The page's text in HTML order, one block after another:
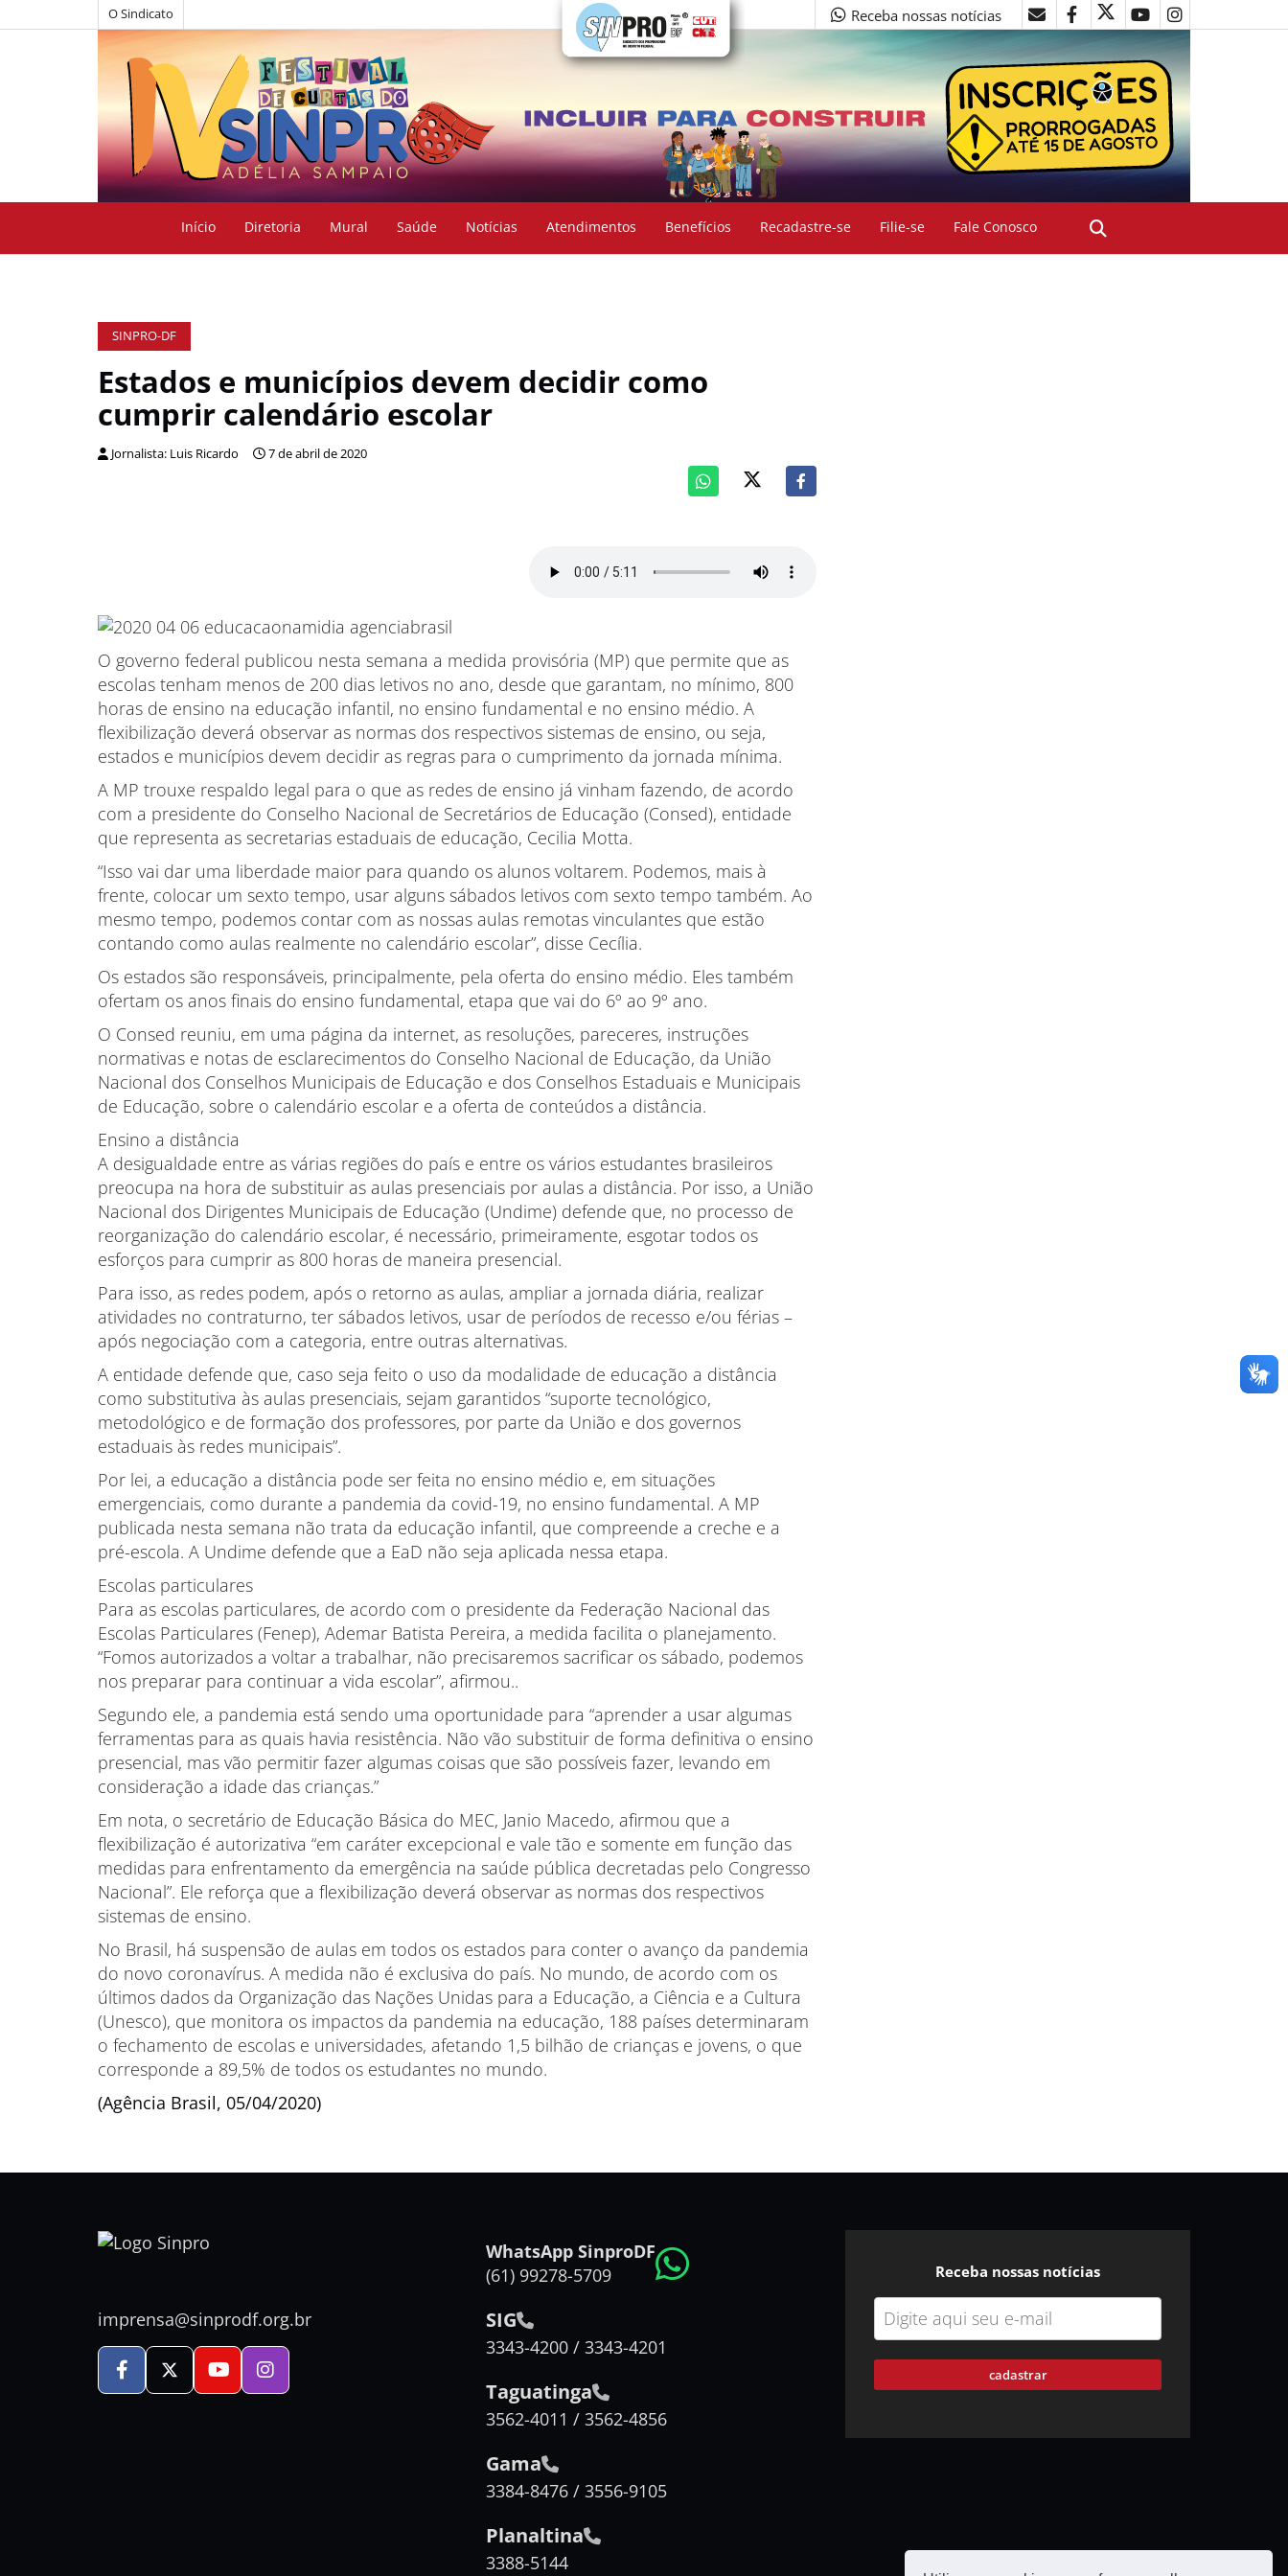
O Sindicato Receba nossas notícias
Início Diretoria Mural Saúde Notícias Atendimentos Benefícios Recadastre-se Filie-se Fale Conosco
SINPRO-DF
Estados e municípios devem decidir como
cumprir calendário escolar
Jornalista: Luis Ricardo 7 de abril de 2020
O governo federal publicou nesta semana a medida provisória (MP) que permite que as
escolas tenham menos de 200 dias letivos no ano, desde que garantam, no mínimo, 800
horas de ensino na educação infantil, no ensino fundamental e no ensino médio. A
flexibilização deverá observar as normas dos respectivos sistemas de ensino, ou seja,
estados e municípios devem decidir as regras para o cumprimento da jornada mínima.
A MP trouxe respaldo legal para o que as redes de ensino já vinham fazendo, de acordo
com a presidente do Conselho Nacional de Secretários de Educação (Consed), entidade
que representa as secretarias estaduais de educação, Cecilia Motta.
“Isso vai dar uma liberdade maior para quando os alunos voltarem. Podemos, mais à
frente, colocar um sexto tempo, usar alguns sábados letivos com sexto tempo também. Ao
mesmo tempo, podemos contar com as nossas aulas remotas vinculantes que estão
contando como aulas realmente no calendário escolar”, disse Cecília.
Os estados são responsáveis, principalmente, pela oferta do ensino médio. Eles também
ofertam os anos finais do ensino fundamental, etapa que vai do 6º ao 9º ano.
O Consed reuniu, em uma página da internet, as resoluções, pareceres, instruções
normativas e notas de esclarecimentos do Conselho Nacional de Educação, da União
Nacional dos Conselhos Municipais de Educação e dos Conselhos Estaduais e Municipais
de Educação, sobre o calendário escolar e a oferta de conteúdos a distância.
Ensino a distância
A desigualdade entre as várias regiões do país e entre os vários estudantes brasileiros
preocupa na hora de substituir as aulas presenciais por aulas a distância. Por isso, a União
Nacional dos Dirigentes Municipais de Educação (Undime) defende que, no processo de
reorganização do calendário escolar, é necessário, primeiramente, esgotar todos os
esforços para cumprir as 800 horas de maneira presencial.
Para isso, as redes podem, após o retorno as aulas, ampliar a jornada diária, realizar
atividades no contraturno, ter sábados letivos, usar de períodos de recesso e/ou férias –
após negociação com a categoria, entre outras alternativas.
A entidade defende que, caso seja feito o uso da modalidade de educação a distância
como substitutiva às aulas presenciais, sejam garantidos “suporte tecnológico,
metodológico e de formação dos professores, por parte da União e dos governos
estaduais às redes municipais”.
Por lei, a educação a distância pode ser feita no ensino médio e, em situações
emergenciais, como durante a pandemia da covid-19, no ensino fundamental. A MP
publicada nesta semana não trata da educação infantil, que compreende a creche e a
pré-escola. A Undime defende que a EaD não seja aplicada nessa etapa.
Escolas particulares
Para as escolas particulares, de acordo com o presidente da Federação Nacional das
Escolas Particulares (Fenep), Ademar Batista Pereira, a medida facilita o planejamento.
“Fomos autorizados a voltar a trabalhar, não precisaremos sacrificar os sábado, podemos
nos preparar para continuar a vida escolar”, afirmou..
Segundo ele, a pandemia está sendo uma oportunidade para “aprender a usar algumas
ferramentas para as quais havia resistência. Não vão substituir de forma definitiva o ensino
presencial, mas vão permitir fazer algumas coisas que são possíveis fazer, levando em
consideração a idade das crianças.”
Em nota, o secretário de Educação Básica do MEC, Janio Macedo, afirmou que a
flexibilização é autorizativa “em caráter excepcional e vale tão e somente em função das
medidas para enfrentamento da emergência na saúde pública decretadas pelo Congresso
Nacional”. Ele reforça que a flexibilização deverá observar as normas dos respectivos
sistemas de ensino.
No Brasil, há suspensão de aulas em todos os estados para conter o avanço da pandemia
do novo coronavírus. A medida não é exclusiva do país. No mundo, de acordo com os
últimos dados da Organização das Nações Unidas para a Educação, a Ciência e a Cultura
(Unesco), que monitora os impactos da pandemia na educação, 188 países determinaram
o fechamento de escolas e universidades, afetando 1,5 bilhão de crianças e jovens, o que
corresponde a 89,5% de todos os estudantes no mundo.
(Agência Brasil, 05/04/2020)
imprensa@sinprodf.org.br
WhatsApp SinproDF
(61) 99278-5709
SIG
3343-4200 / 3343-4201
Taguatinga
3562-4011 / 3562-4856
Gama
3384-8476 / 3556-9105
Planaltina
3388-5144
Receba nossas notícias
cadastrar